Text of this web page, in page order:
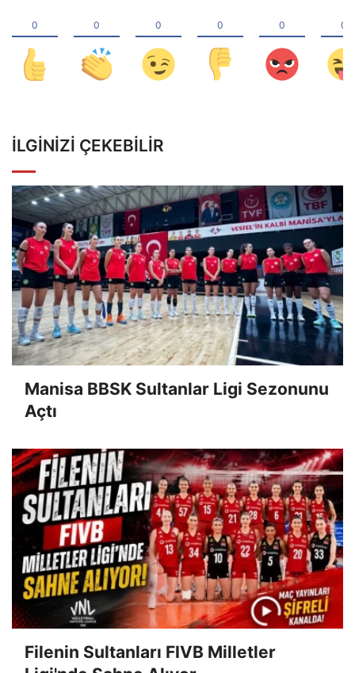
İLGINIZI ÇEKEBILIR
Manisa BBSK Sultanlar Ligi Sezonunu
Açtı
Filenin Sultanları FIVB Milletler